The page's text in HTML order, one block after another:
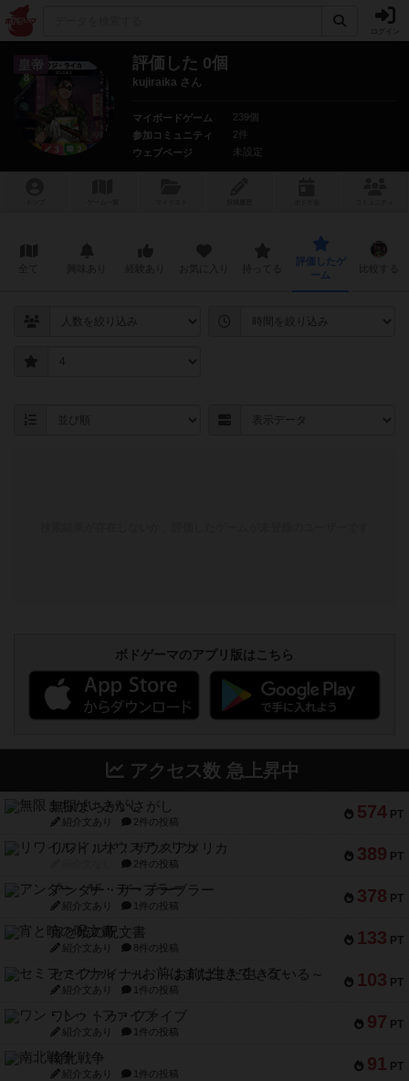
皇帝 評価した 0個
kujiraika さん
マイボードゲーム
239個
参加コミュニティ
2件
ウェブページ
未設定
評価したゲ
ーム
ボドゲーマのアプリ版はこちら
アクセス数 急上昇中
574 PT
無限まちがいさがし
紹介文あり 2件の投稿
389 PT
リワイルド：サウスアメリカ
2件の投稿
378 PT
アンダー・ザ・テーブラー
紹介文あり 1件の投稿
133 PT
宵と暁の呪文書
紹介文あり 8件の投稿
103 PT
セミファイナル ～お前はまだ生きている～
紹介文あり 1件の投稿
97 PT
ワン・トゥ・ファイブ
紹介文あり 1件の投稿
91 PT
南北戦争
紹介文あり 1件の投稿